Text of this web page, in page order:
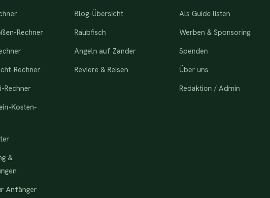
Rechner
Rechner
Rechner
Kosten-
&
Anfänger
Blog-Übersicht
Raubfisch
Angeln auf Zander
Reviere & Reisen
Als Guide listen
Werben & Sponsoring
Spenden
Über uns
Redaktion / Admin